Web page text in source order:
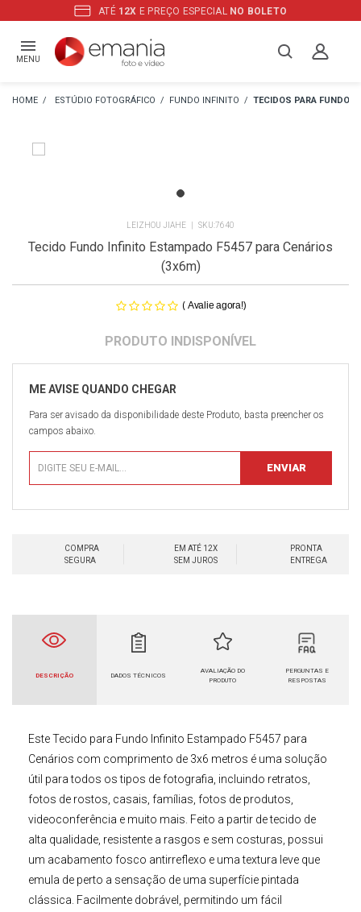
ATÉ 12X E PREÇO ESPECIAL NO BOLETO
MENU
ESTÚDIO FOTOGRÁFICO FUNDO INFINITO TECIDOS PARA FUNDO
LEIZHOU JIAHE 7640
Tecido Fundo Infinito Estampado F5457 para Cenários
(3x6m)
( Avalie agora!)
Para ser avisado da disponibilidade deste Produto, basta preencher os
campos abaixo.
COMPRA
SEGURA
EM ATÉ 12X
SEM JUROS
PRONTA
ENTREGA
DESCRIÇÃO DADOS TÉCNICOS
AVALIAÇÃO DO
PRODUTO
PERGUNTAS E
RESPOSTAS
EsteTecido para Fundo Infinito Estampado F5457 para
Cenários com comprimento de 3x6 metros é uma solução
útil para todos os tipos de fotografia, incluindo retratos,
fotos de rostos, casais, famílias, fotos de produtos,
videoconferência e muito mais. Feito a partir de tecido de
alta qualidade, resistente a rasgos e sem costuras, possui
um acabamento fosco antirreflexo e uma textura leve que
emula de perto a sensação de uma superfície pintada
clássica. Facilmente dobrável, permitindo um fácil